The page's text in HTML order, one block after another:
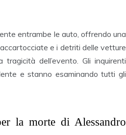
entrambe le auto, offrendo una
e i detriti delle vetture
dell’evento. Gli inquirenti
e stanno esaminando tutti gli
la morte di Alessandro